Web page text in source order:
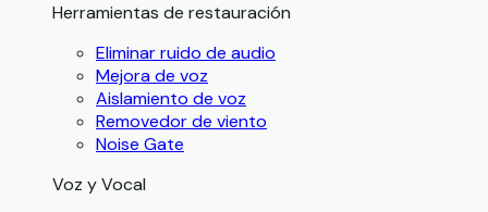
Herramientas de restauración
Eliminar ruido de audio
Mejora de voz
Aislamiento de voz
Removedor de viento
Noise Gate
Voz y Vocal